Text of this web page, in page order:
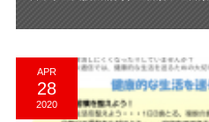
APR
28
2020